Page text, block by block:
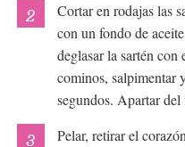
Cortar en rodajas las
con un fondo de
deglasar la sartén
cominos, salpimentar
segundos. Apartar
Pelar, retirar el